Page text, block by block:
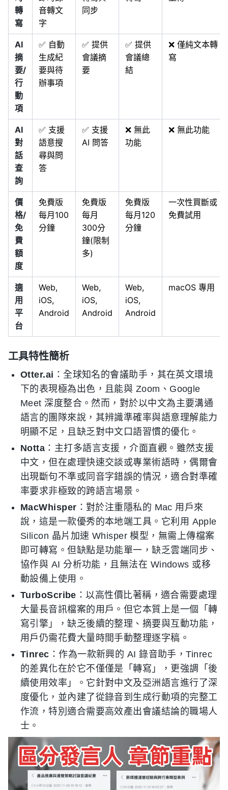
轉
寫
音轉文
字
同步
AI
摘
要/
行
動
項
✅ 自動
生成紀
要與待
辦事項
✅ 提供
會議摘
要
✅ 提供
會議總
結
❌ 僅純文本轉
寫
AI
對
話
查
詢
✅ 支援
語意搜
尋與問
答
✅ 支援
AI 問答
❌ 無此
功能
❌ 無此功能
價
格/
免
費
額
度
免費版
每月100
分鐘
免費版
每月
300分
鐘(限制
多)
免費版
每月120
分鐘
一次性買斷或
免費試用
適
用
平
台
Web,
iOS,
Android
Web,
iOS,
Android
Web,
iOS,
Android
macOS 專用
工具特性簡析
Otter.ai ：全球知名的會議助手，其在英文環境
下的表現極為出色，且能與 Zoom、Google
Meet 深度整合。然而，對於以中文為主要溝通
語言的團隊來說，其辨識準確率與語意理解能力
明顯不足，且缺乏對中文口語習慣的優化。
Notta ：主打多語言支援，介面直觀。雖然支援
中文，但在處理快速交談或專業術語時，偶爾會
出現斷句不準或同音字錯誤的情況，適合對準確
率要求非極致的跨語言場景。
MacWhisper ：對於注重隱私的 Mac 用戶來
說，這是一款優秀的本地端工具。它利用 Apple
Silicon 晶片加速 Whisper 模型，無需上傳檔案
即可轉寫。但缺點是功能單一，缺乏雲端同步、
協作與 AI 分析功能，且無法在 Windows 或移
動設備上使用。
TurboScribe ：以高性價比著稱，適合需要處理
大量長音訊檔案的用戶。但它本質上是一個「轉
寫引擎」，缺乏後續的整理、摘要與互動功能，
用戶仍需花費大量時間手動整理逐字稿。
Tinrec ：作為一款新興的 AI 錄音助手，Tinrec
的差異化在於它不僅僅是「轉寫」，更強調「後
續使用效率」。它針對中文及亞洲語言進行了深
度優化，並內建了從錄音到生成行動項的完整工
作流，特別適合需要高效產出會議結論的職場人
士。